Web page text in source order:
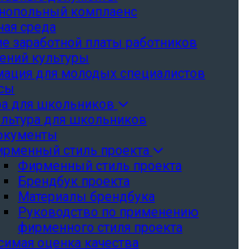
комплаенс
среда
заработной платы работников
культуры
для молодых специалистов
для школьников
для школьников
стиль проекта
Фирменный стиль проекта
Брендбук проекта
Материалы брендбука
Руководство по применению
фирменного стиля проекта
оценка качества